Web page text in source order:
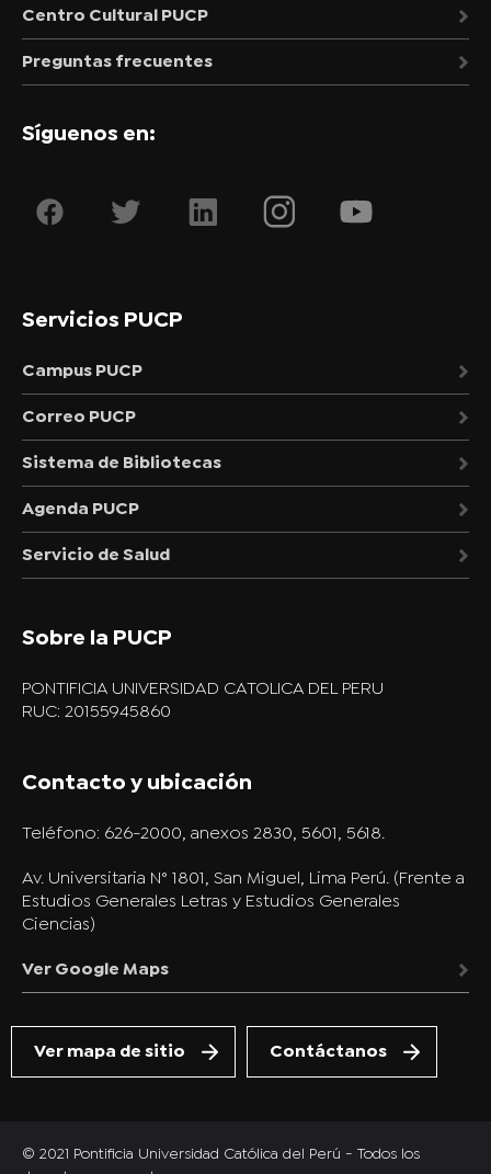
Centro Cultural PUCP
Preguntas frecuentes
Síguenos en:
Servicios PUCP
Campus PUCP
Correo PUCP
Sistema de Bibliotecas
Agenda PUCP
Servicio de Salud
Sobre la PUCP
PONTIFICIA UNIVERSIDAD CATOLICA DEL PERU
RUC: 20155945860
Contacto y ubicación
Teléfono: 626-2000, anexos 2830, 5601, 5618.
Av. Universitaria N° 1801, San Miguel, Lima Perú. (Frente a
Estudios Generales Letras y Estudios Generales
Ciencias)
Ver Google Maps
Ver mapa de sitio Contáctanos
© 2021 Pontificia Universidad Católica del Perú - Todos los